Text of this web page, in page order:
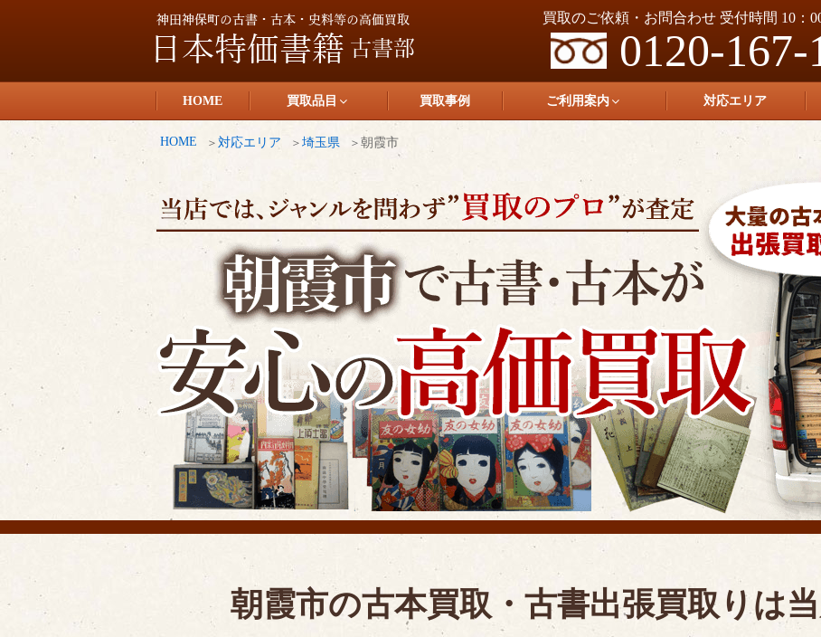
買取のご依頼・お問合わせ 受付時間 10：
0120-167-
日本特価書籍
HOME 買取品目 買取事例 ご利用案内 対応エリア
HOME 対応エリア 埼玉県 朝霞市
朝霞市の古本買取・古書出張買取りは